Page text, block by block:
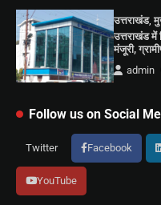
उत्तराखंड,
उत्तराखंड में
मंजूरी,
admin
Follow us on Social
Twitter Facebook
YouTube